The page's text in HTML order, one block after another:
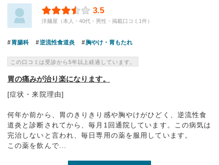
3.5
洋麺屋（本人・40代・男性・掲載口コミ1件）
胃腸科 逆流性食道炎 胸やけ・胃もたれ
この口コミは受診から5年以上経過しています。
胃の痛みが治り楽になります。
[症状・来院理由]
何年か前から、胃のきりきり感や胸やけがひどく、逆流性食
道炎と診断されてから、毎月1回通院しています。この病気は
完治しないと言われ、毎日専用の薬を服用しています。
この薬を飲んで...